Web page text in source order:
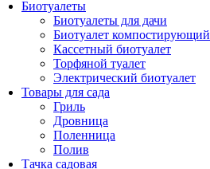
Биотуалеты
Биотуалеты для дачи
Биотуалет компостирующий
Кассетный биотуалет
Торфяной туалет
Электрический биотуалет
Товары для сада
Гриль
Дровница
Поленница
Полив
Тачка садовая